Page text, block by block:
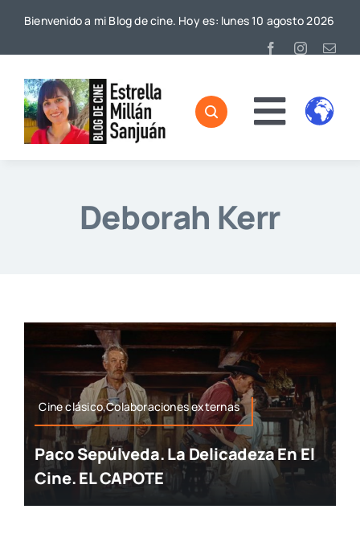
contenido
Bienvenido a mi Blog de cine. Hoy es: lunes 10 agosto 2026
Home
Contacto
Deborah Kerr
Cine clásico,Colaboraciones externas
Paco Sepúlveda. La Delicadeza En El
Cine. EL CAPOTE